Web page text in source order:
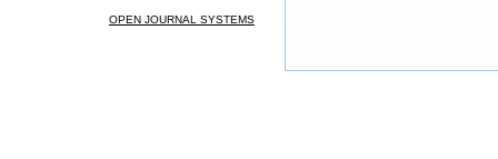
OPEN JOURNAL SYSTEMS